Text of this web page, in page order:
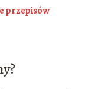
przepisów